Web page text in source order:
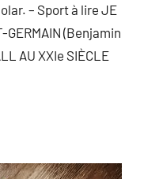
– Sport à lire JE
GERMAIN (Benjamin
AU XXIe SIÈCLE